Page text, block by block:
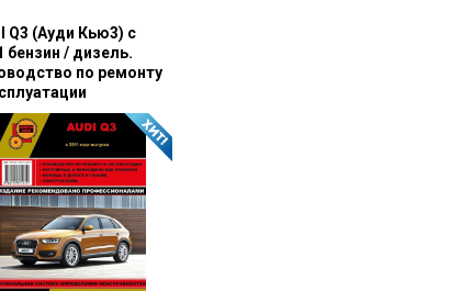
Q3 (Ауди Кью3) c
бензин / дизель.
по ремонту